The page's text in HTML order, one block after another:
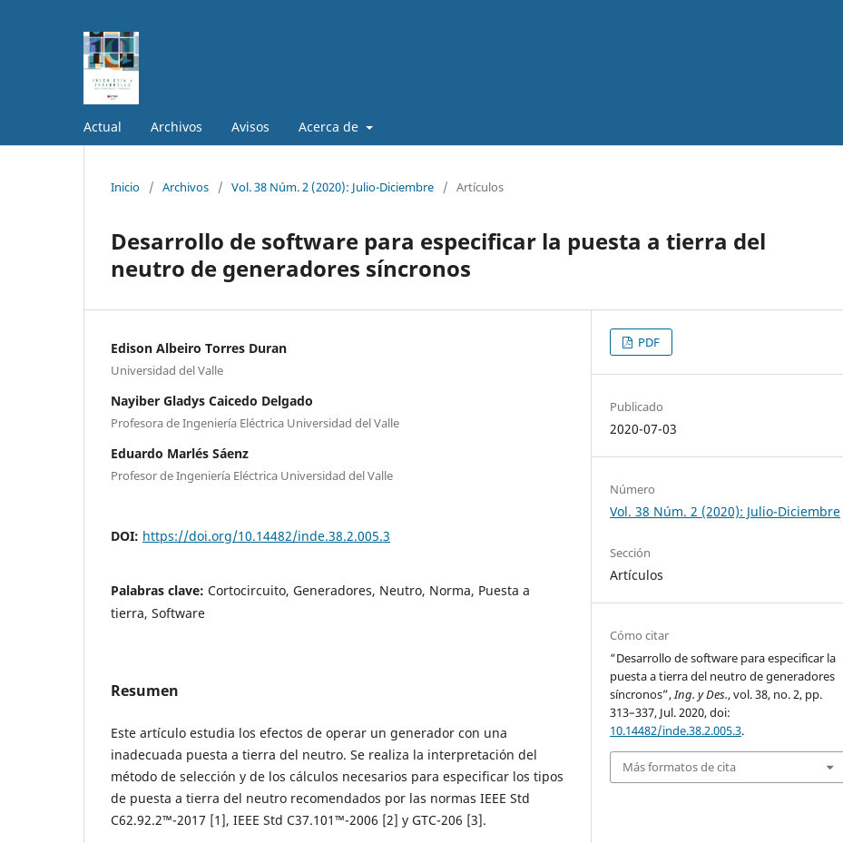
Actual Archivos Avisos Acerca de
Inicio / Archivos / Vol. 38 Núm. 2 (2020): Julio-Diciembre / Artículos
Desarrollo de software para especificar la puesta a tierra del
neutro de generadores síncronos
Edison Albeiro Torres Duran
Universidad del Valle
Nayiber Gladys Caicedo Delgado
Profesora de Ingeniería Eléctrica Universidad del Valle
Eduardo Marlés Sáenz
Profesor de Ingeniería Eléctrica Universidad del Valle
DOI: https://doi.org/10.14482/inde.38.2.005.3
Palabras clave: Cortocircuito, Generadores, Neutro, Norma, Puesta a
tierra, Software
Resumen
Este artículo estudia los efectos de operar un generador con una
inadecuada puesta a tierra del neutro. Se realiza la interpretación del
método de selección y de los cálculos necesarios para especificar los tipos
de puesta a tierra del neutro recomendados por las normas IEEE Std
C62.92.2™-2017 [1], IEEE Std C37.101™-2006 [2] y GTC-206 [3].
PDF
Publicado
2020-07-03
Número
Vol. 38 Núm. 2 (2020): Julio-Diciembre
Sección
Artículos
Cómo citar
“Desarrollo de software para especificar la
puesta a tierra del neutro de generadores
síncronos”,Ing. y Des., vol. 38, no. 2, pp.
313–337, Jul. 2020, doi:
10.14482/inde.38.2.005.3.
Más formatos de cita